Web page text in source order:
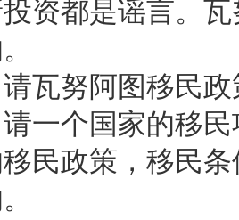
资都是谣言。
瓦努阿图移民
一个国家的移
民政策，移民